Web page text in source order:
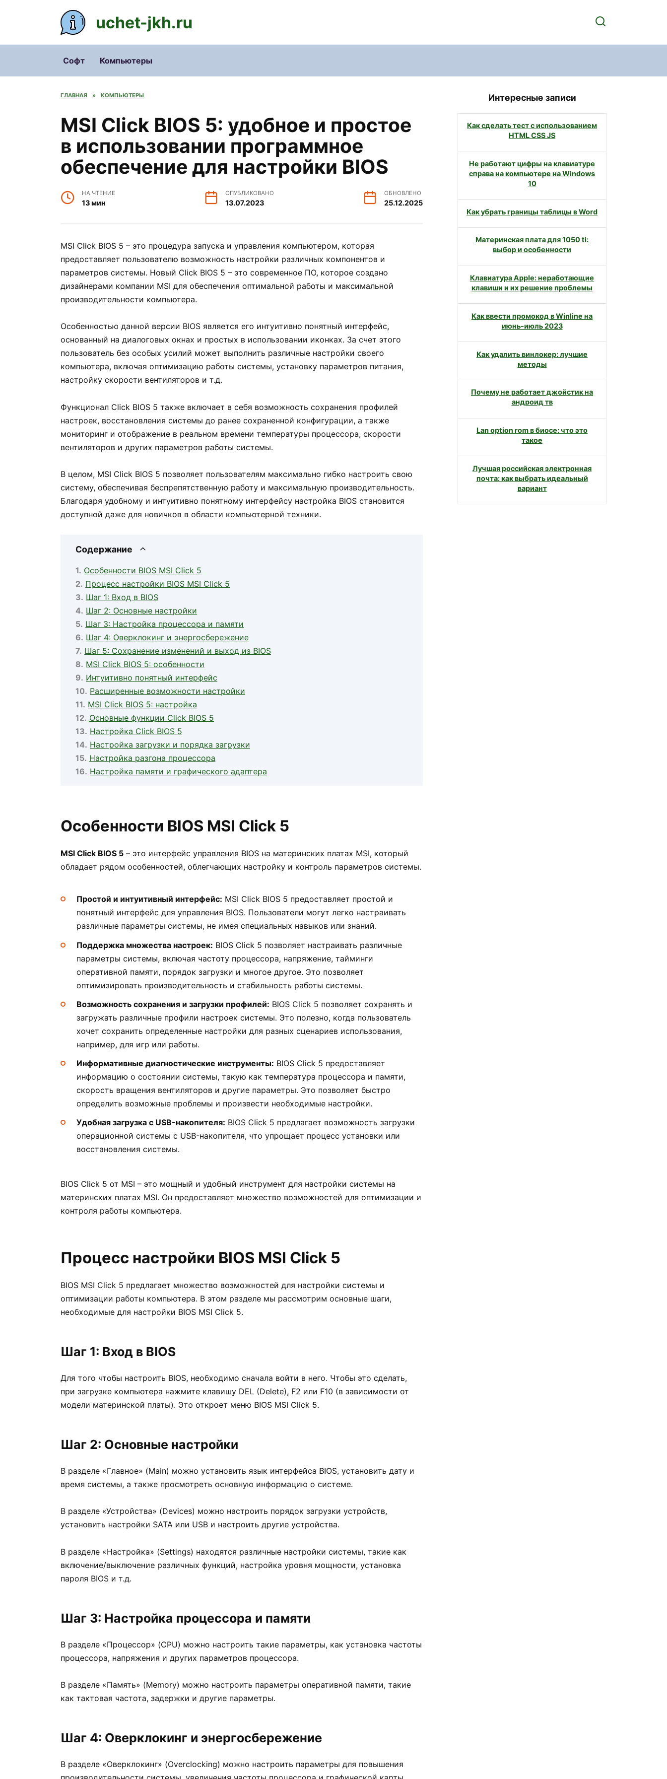
uchet-jkh.ru
Софт Компьютеры
ГЛАВНАЯ » КОМПЬЮТЕРЫ
MSI Click BIOS 5: удобное и простое
в использовании программное
обеспечение для настройки BIOS
НА ЧТЕНИЕ
13 мин
ОПУБЛИКОВАНО
13.07.2023
ОБНОВЛЕНО
25.12.2025
MSI Click BIOS 5 – это процедура запуска и управления компьютером, которая
предоставляет пользователю возможность настройки различных компонентов и
параметров системы. Новый Click BIOS 5 – это современное ПО, которое создано
дизайнерами компании MSI для обеспечения оптимальной работы и максимальной
производительности компьютера.
Особенностью данной версии BIOS является его интуитивно понятный интерфейс,
основанный на диалоговых окнах и простых в использовании иконках. За счет этого
пользователь без особых усилий может выполнить различные настройки своего
компьютера, включая оптимизацию работы системы, установку параметров питания,
настройку скорости вентиляторов и т.д.
Функционал Click BIOS 5 также включает в себя возможность сохранения профилей
настроек, восстановления системы до ранее сохраненной конфигурации, а также
мониторинг и отображение в реальном времени температуры процессора, скорости
вентиляторов и других параметров работы системы.
В целом, MSI Click BIOS 5 позволяет пользователям максимально гибко настроить свою
систему, обеспечивая беспрепятственную работу и максимальную производительность.
Благодаря удобному и интуитивно понятному интерфейсу настройка BIOS становится
доступной даже для новичков в области компьютерной техники.
Содержание
Особенности BIOS MSI Click 5
Процесс настройки BIOS MSI Click 5
Шаг 1: Вход в BIOS
Шаг 2: Основные настройки
Шаг 3: Настройка процессора и памяти
Шаг 4: Оверклокинг и энергосбережение
Шаг 5: Сохранение изменений и выход из BIOS
MSI Click BIOS 5: особенности
Интуитивно понятный интерфейс
Расширенные возможности настройки
MSI Click BIOS 5: настройка
Основные функции Click BIOS 5
Настройка Click BIOS 5
Настройка загрузки и порядка загрузки
Настройка разгона процессора
Настройка памяти и графического адаптера
Особенности BIOS MSI Click 5
MSI Click BIOS 5 – это интерфейс управления BIOS на материнских платах MSI, который
обладает рядом особенностей, облегчающих настройку и контроль параметров системы.
Простой и интуитивный интерфейс: MSI Click BIOS 5 предоставляет простой и
понятный интерфейс для управления BIOS. Пользователи могут легко настраивать
различные параметры системы, не имея специальных навыков или знаний.
Поддержка множества настроек: BIOS Click 5 позволяет настраивать различные
параметры системы, включая частоту процессора, напряжение, тайминги
оперативной памяти, порядок загрузки и многое другое. Это позволяет
оптимизировать производительность и стабильность работы системы.
Возможность сохранения и загрузки профилей: BIOS Click 5 позволяет сохранять и
загружать различные профили настроек системы. Это полезно, когда пользователь
хочет сохранить определенные настройки для разных сценариев использования,
например, для игр или работы.
Информативные диагностические инструменты: BIOS Click 5 предоставляет
информацию о состоянии системы, такую как температура процессора и памяти,
скорость вращения вентиляторов и другие параметры. Это позволяет быстро
определить возможные проблемы и произвести необходимые настройки.
Удобная загрузка с USB-накопителя: BIOS Click 5 предлагает возможность загрузки
операционной системы с USB-накопителя, что упрощает процесс установки или
восстановления системы.
BIOS Click 5 от MSI – это мощный и удобный инструмент для настройки системы на
материнских платах MSI. Он предоставляет множество возможностей для оптимизации и
контроля работы компьютера.
Процесс настройки BIOS MSI Click 5
BIOS MSI Click 5 предлагает множество возможностей для настройки системы и
оптимизации работы компьютера. В этом разделе мы рассмотрим основные шаги,
необходимые для настройки BIOS MSI Click 5.
Шаг 1: Вход в BIOS
Для того чтобы настроить BIOS, необходимо сначала войти в него. Чтобы это сделать,
при загрузке компьютера нажмите клавишу DEL (Delete), F2 или F10 (в зависимости от
модели материнской платы). Это откроет меню BIOS MSI Click 5.
Шаг 2: Основные настройки
В разделе «Главное» (Main) можно установить язык интерфейса BIOS, установить дату и
время системы, а также просмотреть основную информацию о системе.
В разделе «Устройства» (Devices) можно настроить порядок загрузки устройств,
установить настройки SATA или USB и настроить другие устройства.
В разделе «Настройка» (Settings) находятся различные настройки системы, такие как
включение/выключение различных функций, настройка уровня мощности, установка
пароля BIOS и т.д.
Шаг 3: Настройка процессора и памяти
В разделе «Процессор» (CPU) можно настроить такие параметры, как установка частоты
процессора, напряжения и других параметров процессора.
В разделе «Память» (Memory) можно настроить параметры оперативной памяти, такие
как тактовая частота, задержки и другие параметры.
Шаг 4: Оверклокинг и энергосбережение
В разделе «Оверклокинг» (Overclocking) можно настроить параметры для повышения
Интересные записи
Как сделать тест с использованием
HTML CSS JS
Не работают цифры на клавиатуре
справа на компьютере на Windows
10
Как убрать границы таблицы в Word
Материнская плата для 1050 ti:
выбор и особенности
Клавиатура Apple: неработающие
клавиши и их решение проблемы
Как ввести промокод в Winline на
июнь-июль 2023
Как удалить винлокер: лучшие
методы
Почему не работает джойстик на
андроид тв
Lan option rom в биосе: что это
такое
Лучшая российская электронная
почта: как выбрать идеальный
вариант